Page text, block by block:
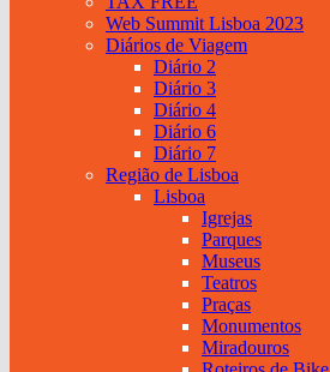
Web Summit Lisboa 2023
Diários de Viagem
Diário 2
Diário 3
Diário 4
Diário 6
Diário 7
Região de Lisboa
Lisboa
Igrejas
Parques
Museus
Teatros
Praças
Monumentos
Miradouros